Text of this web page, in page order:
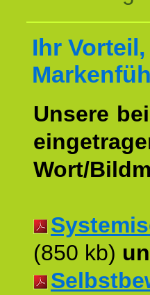
Ihr
Unsere
Wort/
(850 kb)